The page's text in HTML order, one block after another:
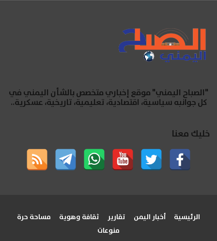
"الصباح اليمني" موقع إخباري متخصص بالشأن اليمني في
كل جوانبه سياسية، اقتصادية، تعليمية، تاريخية، عسكرية..
خليك معنا
الرئيسية أخبار اليمن تقارير ثقافة وهوية
مساحة حرة
منوعات